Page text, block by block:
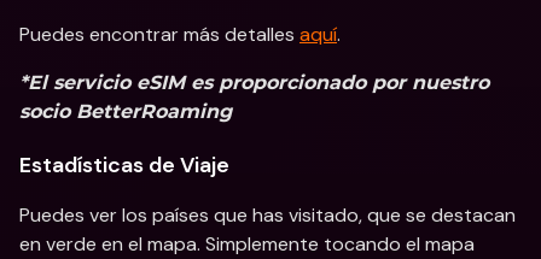
Puedes encontrar más detalles aquí.
*El servicio eSIM es proporcionado por nuestro
socio BetterRoaming
Estadísticas de Viaje
Puedes ver los países que has visitado, que se destacan
en verde en el mapa. Simplemente tocando el mapa